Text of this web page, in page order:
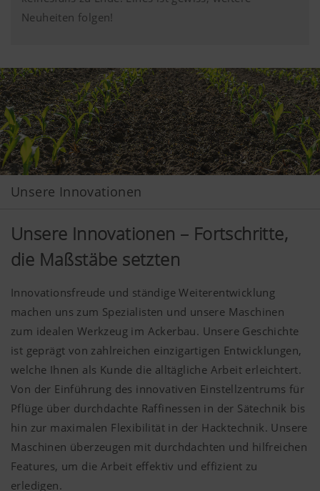
Neuheiten folgen!
Unsere Innovationen
Unsere Innovationen – Fortschritte,
die Maßstäbe setzten
Innovationsfreude und ständige Weiterentwicklung
machen uns zum Spezialisten und unsere Maschinen
zum idealen Werkzeug im Ackerbau. Unsere Geschichte
ist geprägt von zahlreichen einzigartigen Entwicklungen,
welche Ihnen als Kunde die alltägliche Arbeit erleichtert.
Von der Einführung des innovativen Einstellzentrums für
Pflüge über durchdachte Raffinessen in der Sätechnik bis
hin zur maximalen Flexibilität in der Hacktechnik. Unsere
Maschinen überzeugen mit durchdachten und hilfreichen
Features, um die Arbeit effektiv und effizient zu
erledigen.